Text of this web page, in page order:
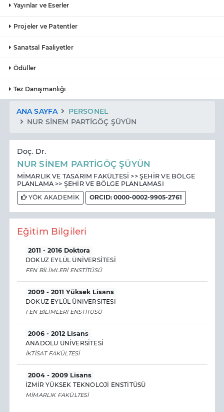
Yayınlar ve Eserler
Projeler ve Patentler
Sanatsal Faaliyetler
Ödüller
Tez Danışmanlığı
ANA SAYFA
PERSONEL
NUR SİNEM PARTİGÖÇ ŞÜYÜN
Doç. Dr.
NUR SİNEM PARTİGÖÇ ŞÜYÜN
MİMARLIK VE TASARIM FAKÜLTESİ >> ŞEHİR VE BÖLGE
PLANLAMA >> ŞEHİR VE BÖLGE PLANLAMASI
YÖK AKADEMİK
ORCID: 0000-0002-9905-2761
Eğitim Bilgileri
2011 - 2016 Doktora
DOKUZ EYLÜL ÜNİVERSİTESİ
FEN BİLİMLERİ ENSTİTÜSÜ
2009 - 2011 Yüksek Lisans
DOKUZ EYLÜL ÜNİVERSİTESİ
FEN BİLİMLERİ ENSTİTÜSÜ
2006 - 2012 Lisans
ANADOLU ÜNİVERSİTESİ
İKTİSAT FAKÜLTESİ
2004 - 2009 Lisans
İZMİR YÜKSEK TEKNOLOJİ ENSTİTÜSÜ
MİMARLIK FAKÜLTESİ